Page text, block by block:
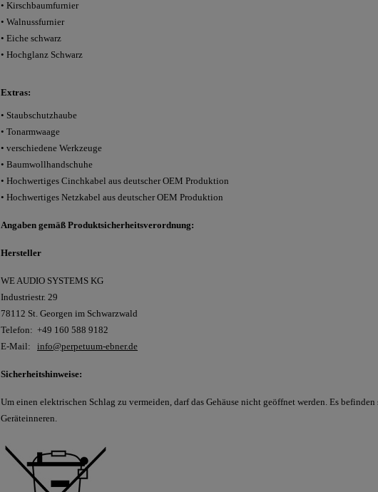
• Kirschbaumfurnier
• Walnussfurnier
• Eiche schwarz
• Hochglanz Schwarz
Extras:
• Staubschutzhaube
• Tonarmwaage
• verschiedene Werkzeuge
• Baumwollhandschuhe
• Hochwertiges Cinchkabel aus deutscher OEM Produktion
• Hochwertiges Netzkabel aus deutscher OEM Produktion
Angaben gemäß Produktsicherheitsverordnung:
Hersteller
WE AUDIO SYSTEMS KG
Industriestr. 29
78112 St. Georgen im Schwarzwald
Telefon: +49 160 588 9182
E-Mail: info@perpetuum-ebner.de
Sicherheitshinweise:
Um einen elektrischen Schlag zu vermeiden, darf das Gehäuse nicht geöffnet werden. Es
Geräteinneren.